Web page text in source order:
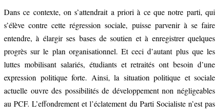
Dans ce contexte, on s’attendrait a priori à ce que notre parti, qui
s’élève contre cette régression sociale, puisse parvenir à se faire
entendre, à élargir ses bases de soutien et à enregistrer quelques
progrès sur le plan organisationnel. Et ceci d’autant plus que les
luttes mobilisant salariés, étudiants et retraités ont besoin d’une
expression politique forte. Ainsi, la situation politique et sociale
actuelle ouvre des possibilités de développement non négligeables
au PCF. L’effondrement et l’éclatement du Parti Socialiste n’est pas